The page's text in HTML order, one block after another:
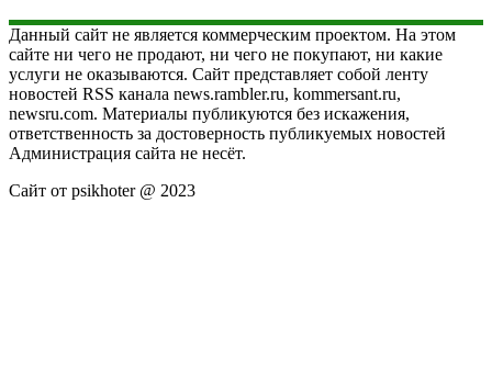
Данный сайт не является коммерческим проектом. На этом
сайте ни чего не продают, ни чего не покупают, ни какие
услуги не оказываются. Сайт представляет собой ленту
новостей RSS канала news.rambler.ru, kommersant.ru,
newsru.com. Материалы публикуются без искажения,
ответственность за достоверность публикуемых новостей
Администрация сайта не несёт.
Сайт от psikhoter @ 2023